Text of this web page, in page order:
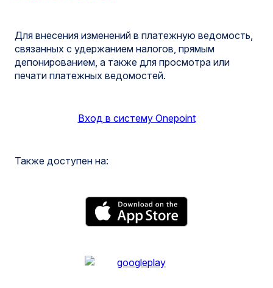
Для внесения изменений в платежную ведомость,
связанных с удержанием налогов, прямым
депонированием, а также для просмотра или
печати платежных ведомостей.
Вход в систему Onepoint
Также доступен на: